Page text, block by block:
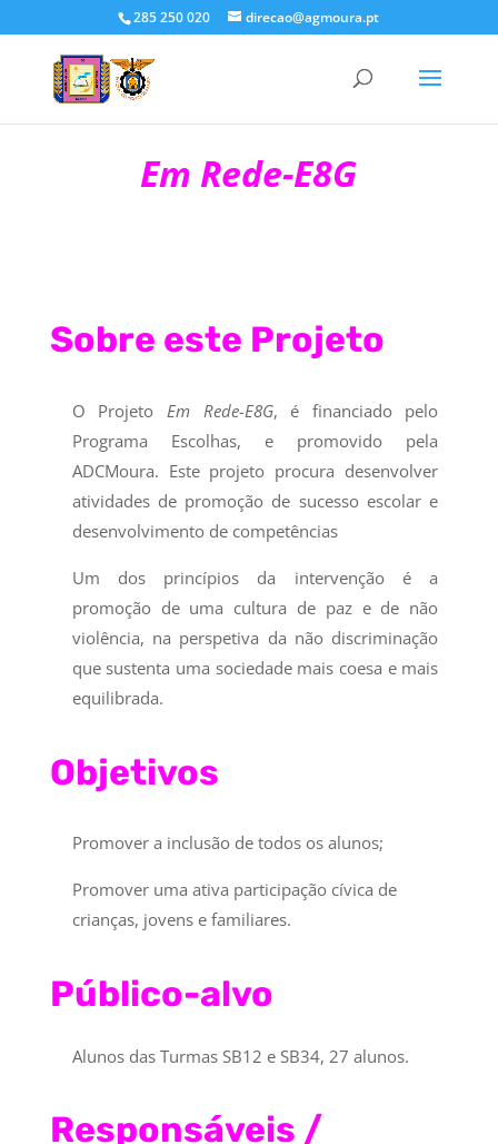
285 250 020 direcao@agmoura.pt
Em Rede-E8G
Sobre este Projeto
O Projeto Em Rede-E8G, é financiado pelo
Programa Escolhas, e promovido pela
ADCMoura. Este projeto procura desenvolver
atividades de promoção de sucesso escolar e
desenvolvimento de competências
Um dos princípios da intervenção é a
promoção de uma cultura de paz e de não
violência, na perspetiva da não discriminação
que sustenta uma sociedade mais coesa e mais
equilibrada.
Objetivos
Promover a inclusão de todos os alunos;
Promover uma ativa participação cívica de
crianças, jovens e familiares.
Público-alvo
Alunos das Turmas SB12 e SB34, 27 alunos.
Responsáveis /